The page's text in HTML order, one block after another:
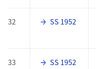
32 SS 1952
33 SS 1952